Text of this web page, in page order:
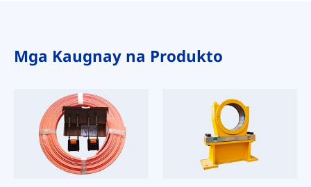
Mga Kaugnay na Produkto